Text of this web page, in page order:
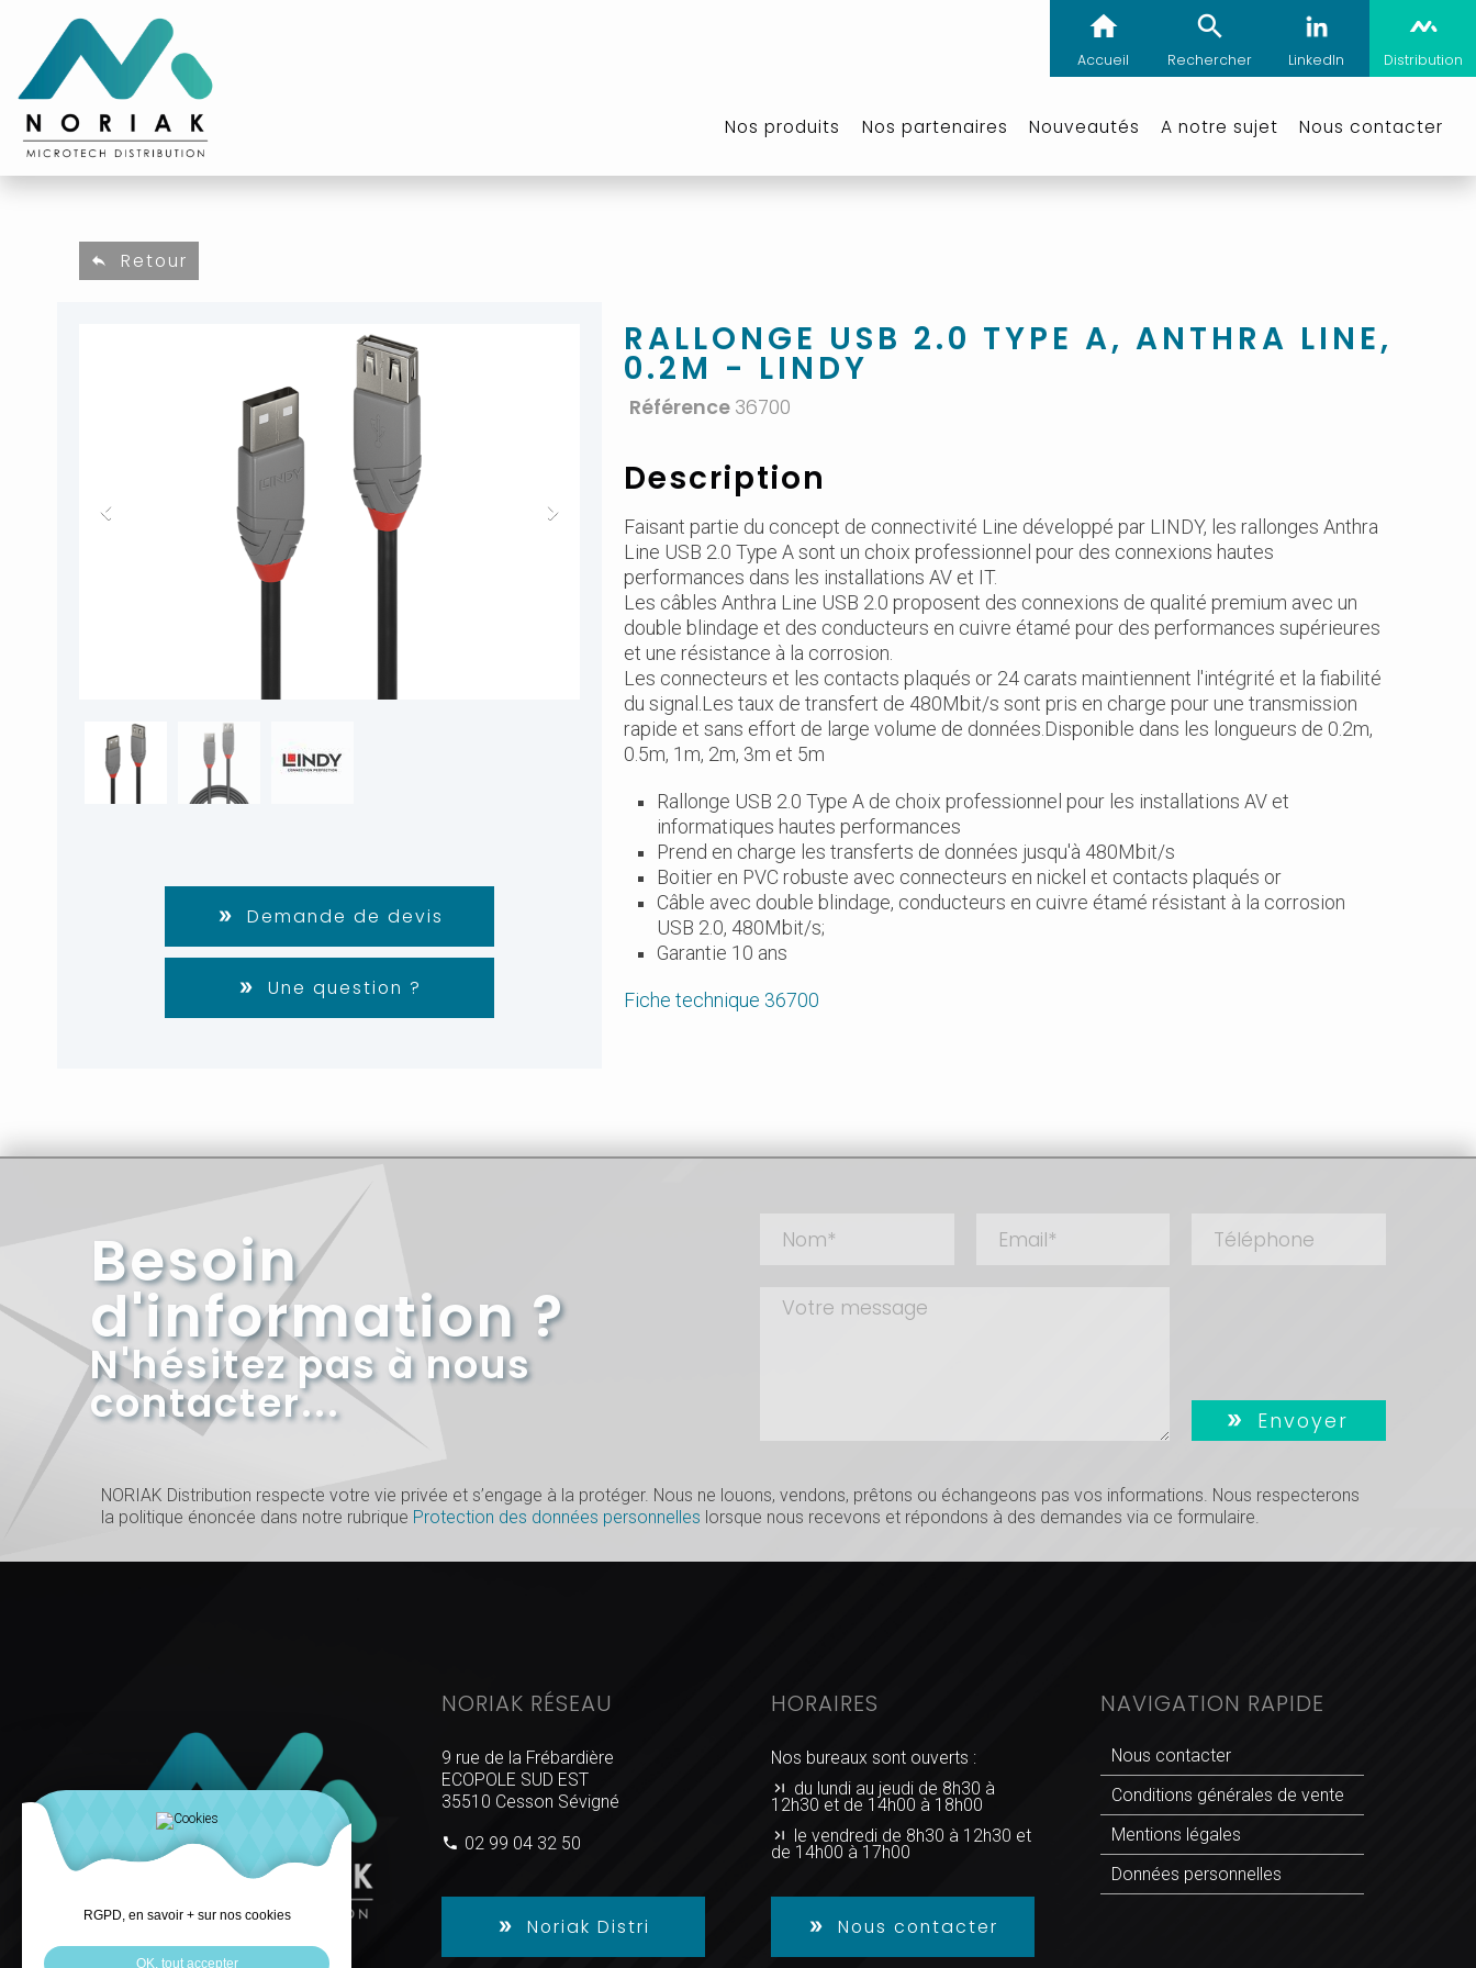
Accueil Rechercher LinkedIn Distribution
Nos produits Nos partenaires Nouveautés A notre sujet Nous contacter
Retour
Demande de devis
Une question ?
RALLONGE USB 2.0 TYPE A, ANTHRA LINE,
0.2M - LINDY
Référence 36700
Description
Faisant partie du concept de connectivité Line développé par LINDY, les rallonges Anthra
Line USB 2.0 Type A sont un choix professionnel pour des connexions hautes
performances dans les installations AV et IT.
Les câbles Anthra Line USB 2.0 proposent des connexions de qualité premium avec un
double blindage et des conducteurs en cuivre étamé pour des performances supérieures
et une résistance à la corrosion.
Les connecteurs et les contacts plaqués or 24 carats maintiennent l'intégrité et la fiabilité
du signal.Les taux de transfert de 480Mbit/s sont pris en charge pour une transmission
rapide et sans effort de large volume de données.Disponible dans les longueurs de 0.2m,
0.5m, 1m, 2m, 3m et 5m
Rallonge USB 2.0 Type A de choix professionnel pour les installations AV et
informatiques hautes performances
Prend en charge les transferts de données jusqu'à 480Mbit/s
Boitier en PVC robuste avec connecteurs en nickel et contacts plaqués or
Câble avec double blindage, conducteurs en cuivre étamé résistant à la corrosion
USB 2.0, 480Mbit/s;
Garantie 10 ans
Fiche technique 36700
Besoin
d'information ?
N'hésitez pas à nous
contacter... Envoyer
NORIAK Distribution respecte votre vie privée et s’engage à la protéger. Nous ne louons, vendons, prêtons ou échangeons pas vos informations. Nous respecterons
la politique énoncée dans notre rubrique Protection des données personnelles lorsque nous recevons et répondons à des demandes via ce formulaire.
NORIAK RÉSEAU
9 rue de la Frébardière
ECOPOLE SUD EST
35510 Cesson Sévigné
02 99 04 32 50
Noriak Distri
HORAIRES
Nos bureaux sont ouverts :
du lundi au jeudi de 8h30 à
12h30 et de 14h00 à 18h00
le vendredi de 8h30 à 12h30 et
de 14h00 à 17h00
Nous contacter
NAVIGATION RAPIDE
Nous contacter
Conditions générales de vente
Mentions légales
Données personnelles
RGPD, en savoir + sur nos cookies
OK, tout accepter